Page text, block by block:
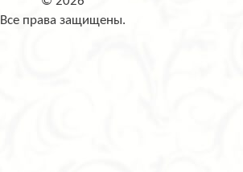
© 2026
Все права защищены.